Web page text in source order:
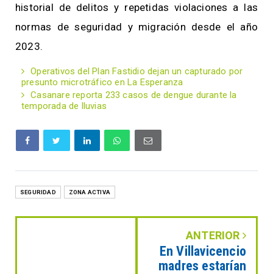
historial de delitos y repetidas violaciones a las
normas de seguridad y migración desde el año
2023.
Operativos del Plan Fastidio dejan un capturado por
presunto microtráfico en La Esperanza
Casanare reporta 233 casos de dengue durante la
temporada de lluvias
SEGURIDAD ZONA ACTIVA
ANTERIOR
En Villavicencio
madres estarían